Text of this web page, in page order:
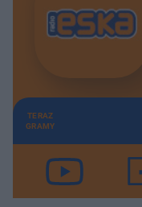
TERAZ
GRAMY